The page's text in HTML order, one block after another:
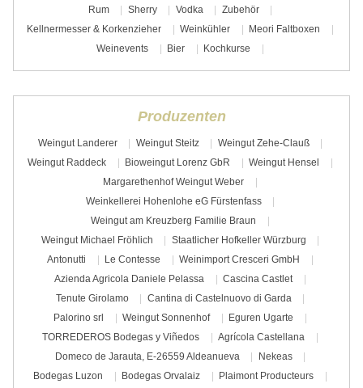
Rum
Sherry Vodka
Zubehör
Kellnermesser & Korkenzieher
Weinkühler
Meori Faltboxen
Weinevents
Bier Kochkurse
Produzenten
Weingut Landerer Weingut Steitz
Weingut Zehe-Clauß
Weingut Raddeck
Bioweingut Lorenz GbR
Weingut Hensel
Margarethenhof Weingut Weber
Weinkellerei Hohenlohe eG Fürstenfass
Weingut am Kreuzberg Familie Braun
Weingut Michael Fröhlich
Staatlicher Hofkeller Würzburg
Antonutti
Le Contesse
Weinimport Cresceri GmbH
Azienda Agricola Daniele Pelassa
Cascina Castlet
Tenute Girolamo
Cantina di Castelnuovo di Garda
Palorino srl
Weingut Sonnenhof
Eguren Ugarte
TORREDEROS Bodegas y Viñedos
Agrícola Castellana
Domeco de Jarauta, E-26559 Aldeanueva
Nekeas
Bodegas Luzon
Bodegas Orvalaiz
Plaimont Producteurs